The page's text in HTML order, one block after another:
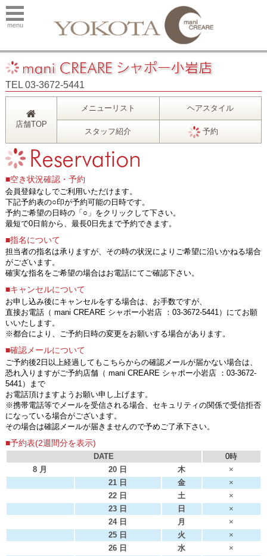
menu
TEL 03-3672-5441
店舗TOP
メニューリスト ヘアスタイル
スタッフ紹介 予約
■空き状況確認・予約
会員登録なしでご利用いただけます。
下記予約表の○印が予約可能の日時です。
予約ご希望の日時の「○」をクリックして下さい。
最短で0日前から、最長0日先まで予約できます。
■指名について
担当者の指名は承りますが、その時の状況によりご希望に沿いかねる場合
がございます。
確実な指名をご希望の場合はお電話にてご確認下さい。
■キャンセルについて
お申し込み後にキャンセルをする場合は、お手数ですが、
直接お電話（ mani CREARE シャポー小岩店 ：03-3672-5441）にてお願
いいたします。
※都合により、ご予約日時の変更をお願いする場合があります。
■確認メールについて
ご予約後2日以上経過してもこちらからの確認メールが届かない場合は、
恐れ入りますがご予約店舗（ mani CREARE シャポー小岩店 ：03-3672-
5441）まで
お電話頂けますようお願い申し上げます。
※携帯電話等でメールを受信される場合、セキュリティの関係で受信拒否
になっている場合がございます。
その場合は確認メールが届きませんので予めご了承下さい。
■予約表(2週間分を表示)
DATE
0時
8 月
20 日 木
×
21 日
金
×
22 日
土
×
23 日
日
×
24 日
月
×
25 日
火
×
26 日
水
×